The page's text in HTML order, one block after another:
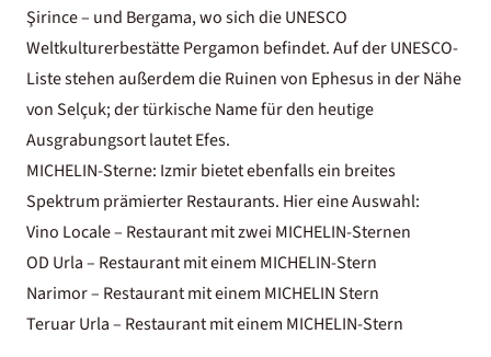
Şirince – und Bergama, wo sich die UNESCO
Weltkulturerbestätte Pergamon befindet.Auf der UNESCO-
Liste stehen außerdem die Ruinen von Ephesus in der Nähe
von Selçuk; der türkische Name für den heutige
Ausgrabungsort lautet Efes.
MICHELIN-Sterne: Izmir bietet ebenfalls ein breites
Spektrum prämierter Restaurants. Hier eine Auswahl:
Vino Locale – Restaurant mit zwei MICHELIN-Sternen
OD Urla – Restaurant mit einem MICHELIN-Stern
Narimor – Restaurant mit einem MICHELIN Stern
Teruar Urla – Restaurant mit einem MICHELIN-Stern